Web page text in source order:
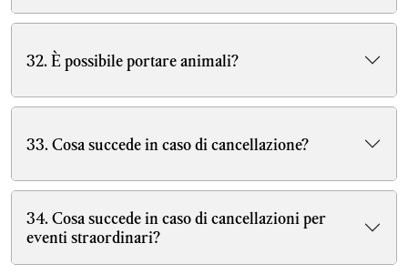
32. È possibile portare animali?
33. Cosa succede in caso di cancellazione?
34. Cosa succede in caso di cancellazioni per
eventi straordinari?